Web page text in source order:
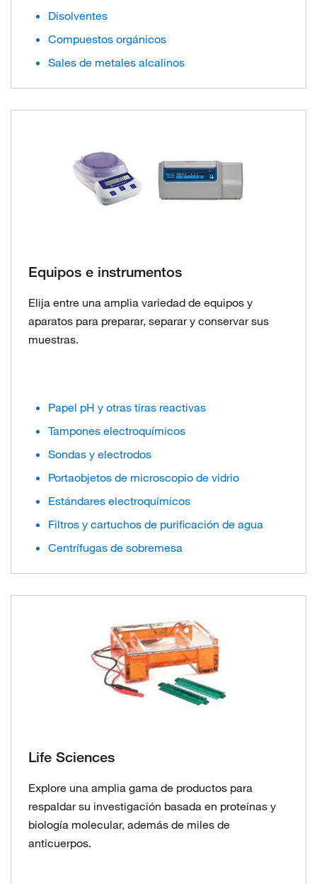
Disolventes
Compuestos orgánicos
Sales de metales alcalinos
Equipos e instrumentos
Elija entre una amplia variedad de equipos y
aparatos para preparar, separar y conservar sus
muestras.
Papel pH y otras tiras reactivas
Tampones electroquímicos
Sondas y electrodos
Portaobjetos de microscopio de vidrio
Estándares electroquímicos
Filtros y cartuchos de purificación de agua
Centrífugas de sobremesa
Life Sciences
Explore una amplia gama de productos para
respaldar su investigación basada en proteínas y
biología molecular, además de miles de
anticuerpos.